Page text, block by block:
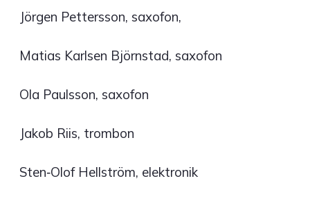
Jörgen Pettersson, saxofon,
Matias Karlsen Björnstad, saxofon
Ola Paulsson, saxofon
Jakob Riis, trombon
Sten‐Olof Hellström, elektronik